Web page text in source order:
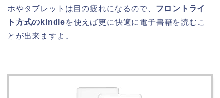
ホやタブレットは目の疲れになるので、 フロントライ
ト方式のkindleを使えば更に快適に電子書籍を読むこ
とが出来ますよ。